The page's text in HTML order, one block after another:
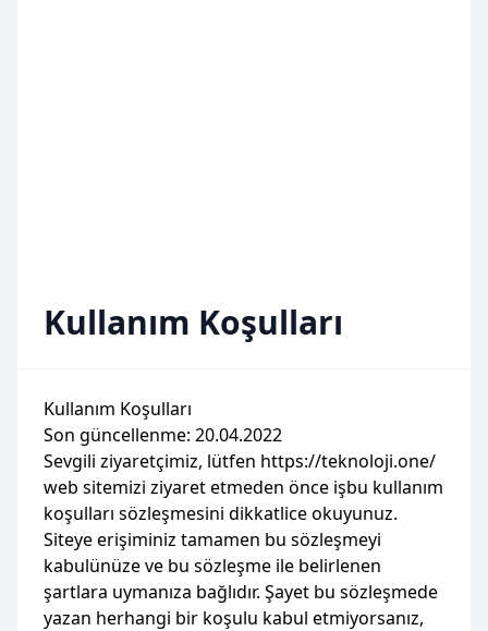
Kullanım Koşulları
Kullanım Koşulları
Son güncellenme: 20.04.2022
Sevgili ziyaretçimiz, lütfen https://teknoloji.one/
web sitemizi ziyaret etmeden önce işbu kullanım
koşulları sözleşmesini dikkatlice okuyunuz.
Siteye erişiminiz tamamen bu sözleşmeyi
kabulünüze ve bu sözleşme ile belirlenen
şartlara uymanıza bağlıdır. Şayet bu sözleşmede
yazan herhangi bir koşulu kabul etmiyorsanız,